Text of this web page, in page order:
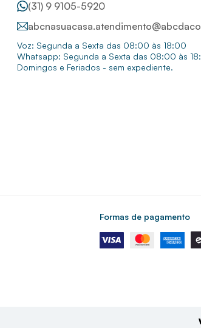
(31) 9 9105-5920
Voz: Segunda a Sexta das 08:00 às 18:00
Whatsapp: Segunda a Sexta das 08:00 às
Domingos e Feriados - sem expediente.
Formas de pagamento